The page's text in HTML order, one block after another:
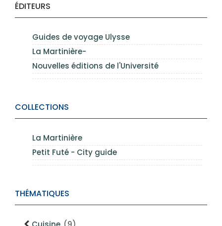
ÉDITEURS
Guides de voyage Ulysse
La Martinière-
Nouvelles éditions de l'Université
COLLECTIONS
La Martinière
Petit Futé - City guide
THÉMATIQUES